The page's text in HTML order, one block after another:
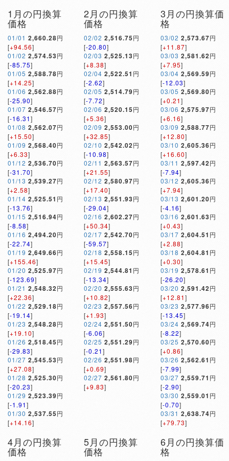
1月の円換算
価格
01/01 2,660.28円
[+94.56]
01/02 2,574.53円
[-85.75]
01/05 2,588.78円
[+14.25]
01/06 2,562.88円
[-25.90]
01/07 2,546.57円
[-16.31]
01/08 2,562.07円
[+15.50]
01/09 2,568.40円
[+6.33]
01/12 2,536.70円
[-31.70]
01/13 2,539.27円
[+2.58]
01/14 2,525.51 円
[-13.76]
01/15 2,516.94円
[-8.58]
01/16 2,494.20円
[-22.74]
01/19 2,649.66円
[+155.46]
01/20 2,525.97円
[-123.69]
01/21 2,548.32円
[+22.36]
01/22 2,529.18円
[-19.14]
01/23 2,548.28円
[+19.10]
01/26 2,518.45円
[-29.83]
01/27 2,545.53円
[+27.08]
01/28 2,525.30円
[-20.23]
01/29 2,523.39円
[-1.91]
01/30 2,537.55円
[+14.16]
2月の円換算
価格
02/02 2,516.75円
[-20.80]
02/03 2,525.13円
[+8.38]
02/04 2,522.51 円
[-2.62]
02/05 2,514.79円
[-7.72]
02/06 2,520.15円
[+5.36]
02/09 2,553.00円
[+32.85]
02/10 2,542.02円
[-10.98]
02/11 2,563.57円
[+21.55]
02/12 2,580.97円
[+17.40]
02/13 2,551.93円
[-29.04]
02/16 2,602.27円
[+50.34]
02/17 2,542.70円
[-59.57]
02/18 2,558.15円
[+15.45]
02/19 2,544.81 円
[-13.34]
02/20 2,555.63円
[+10.82]
02/23 2,557.56円
[+1.93]
02/24 2,551.50円
[-6.06]
02/25 2,551.29円
[-0.21]
02/26 2,551.98円
[+0.69]
02/27 2,561.80円
[+9.83]
3月の円換算価
格
03/02 2,573.67円
[+11.87]
03/03 2,581.62円
[+7.95]
03/04 2,569.59円
[-12.03]
03/05 2,569.80円
[+0.21]
03/06 2,575.97円
[+6.16]
03/09 2,588.77円
[+12.80]
03/10 2,605.36円
[+16.60]
03/11 2,597.42円
[-7.94]
03/12 2,605.36円
[+7.94]
03/13 2,601.20円
[-4.16]
03/16 2,601.63円
[+0.43]
03/17 2,604.51 円
[+2.88]
03/18 2,604.81 円
[+0.30]
03/19 2,578.61 円
[-26.20]
03/20 2,591.42円
[+12.81]
03/23 2,577.96円
[-13.45]
03/24 2,569.74円
[-8.22]
03/25 2,570.60円
[+0.86]
03/26 2,562.61 円
[-7.99]
03/27 2,559.71 円
[-2.90]
03/30 2,559.01 円
[-0.70]
03/31 2,638.74円
[+79.73]
4月の円換算
価格
5月の円換算
価格
6月の円換算価
格